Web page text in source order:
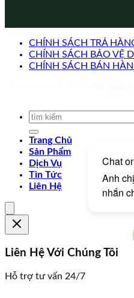
CHÍNH SÁCH TRẢ
CHÍNH SÁCH BẢO VỆ
CHÍNH SÁCH BÁN
Trang Chủ
Sản Phẩm
Dịch Vụ
Tin Tức
Liên Hệ
Liên Hệ Với Chúng Tôi
Hỗ trợ tư vấn 24/7